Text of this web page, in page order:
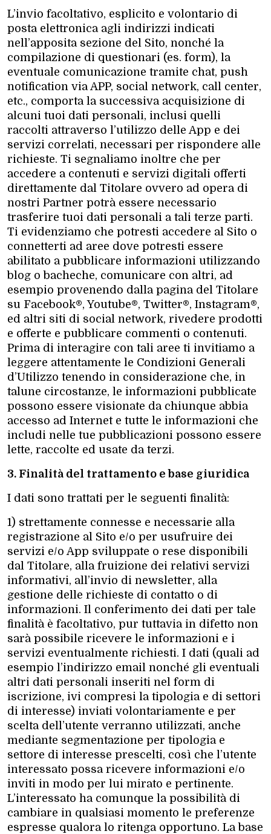
L’invio facoltativo, esplicito e volontario di
posta elettronica agli indirizzi indicati
nell’apposita sezione del Sito, nonché la
compilazione di questionari (es. form), la
eventuale comunicazione tramite chat, push
notification via APP, social network, call center,
etc., comporta la successiva acquisizione di
alcuni tuoi dati personali, inclusi quelli
raccolti attraverso l’utilizzo delle App e dei
servizi correlati, necessari per rispondere alle
richieste. Ti segnaliamo inoltre che per
accedere a contenuti e servizi digitali offerti
direttamente dal Titolare ovvero ad opera di
nostri Partner potrà essere necessario
trasferire tuoi dati personali a tali terze parti.
Ti evidenziamo che potresti accedere al Sito o
connetterti ad aree dove potresti essere
abilitato a pubblicare informazioni utilizzando
blog o bacheche, comunicare con altri, ad
esempio provenendo dalla pagina del Titolare
su Facebook®, Youtube®, Twitter®, Instagram®,
ed altri siti di social network, rivedere prodotti
e offerte e pubblicare commenti o contenuti.
Prima di interagire con tali aree ti invitiamo a
leggere attentamente le Condizioni Generali
d’Utilizzo tenendo in considerazione che, in
talune circostanze, le informazioni pubblicate
possono essere visionate da chiunque abbia
accesso ad Internet e tutte le informazioni che
includi nelle tue pubblicazioni possono essere
lette, raccolte ed usate da terzi.
3. Finalità del trattamento e base giuridica
I dati sono trattati per le seguenti finalità:
1) strettamente connesse e necessarie alla
registrazione al Sito e/o per usufruire dei
servizi e/o App sviluppate o rese disponibili
dal Titolare, alla fruizione dei relativi servizi
informativi, all’invio di newsletter, alla
gestione delle richieste di contatto o di
informazioni. Il conferimento dei dati per tale
finalità è facoltativo, pur tuttavia in difetto non
sarà possibile ricevere le informazioni e i
servizi eventualmente richiesti. I dati (quali ad
esempio l’indirizzo email nonché gli eventuali
altri dati personali inseriti nel form di
iscrizione, ivi compresi la tipologia e di settori
di interesse) inviati volontariamente e per
scelta dell’utente verranno utilizzati, anche
mediante segmentazione per tipologia e
settore di interesse prescelti, così che l’utente
interessato possa ricevere informazioni e/o
inviti in modo per lui mirato e pertinente.
L’interessato ha comunque la possibilità di
cambiare in qualsiasi momento le preferenze
espresse qualora lo ritenga opportuno. La base